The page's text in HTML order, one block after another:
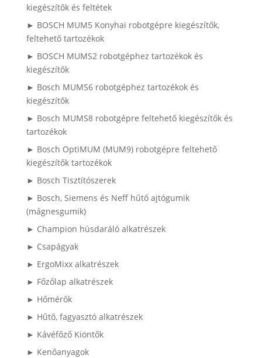
kiegészítők és feltétek
► BOSCH MUM5 Konyhai robotgépre kiegészítők,
feltehető tartozékok
► BOSCH MUMS2 robotgéphez tartozékok és
kiegészítők
► Bosch MUMS6 robotgéphez tartozékok és
kiegészítők
► Bosch MUMS8 robotgépre feltehető kiegészítők és
tartozékok
► Bosch OptiMUM (MUM9) robotgépre feltehető
kiegészítők tartozékok
► Bosch Tisztítószerek
► Bosch, Siemens és Neff hűtő ajtógumik
(mágnesgumik)
► Champion húsdaráló alkatrészek
► Csapágyak
► ErgoMixx alkatrészek
► Főzőlap alkatrészek
► Hőmérők
► Hűtő, fagyasztó alkatrészek
► Kávéfőző Kiöntők
► Kenőanyagok